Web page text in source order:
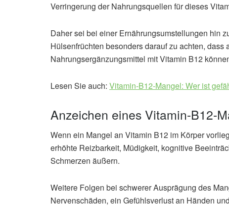
Verringerung der Nahrungsquellen für dieses
Daher sei bei einer Ernährungsumstellungen hin
Hülsenfrüchten besonders darauf zu achten,
Nahrungsergänzungsmittel mit Vitamin B12
Lesen Sie auch: Vitamin-B12-Mangel: Wer ist
Anzeichen eines Vitamin-B12-
Wenn ein Mangel an Vitamin B12 im Körper
erhöhte Reizbarkeit, Müdigkeit, kognitive
Schmerzen äußern.
Weitere Folgen bei schwerer Ausprägung des
Nervenschäden, ein Gefühlsverlust an Händen